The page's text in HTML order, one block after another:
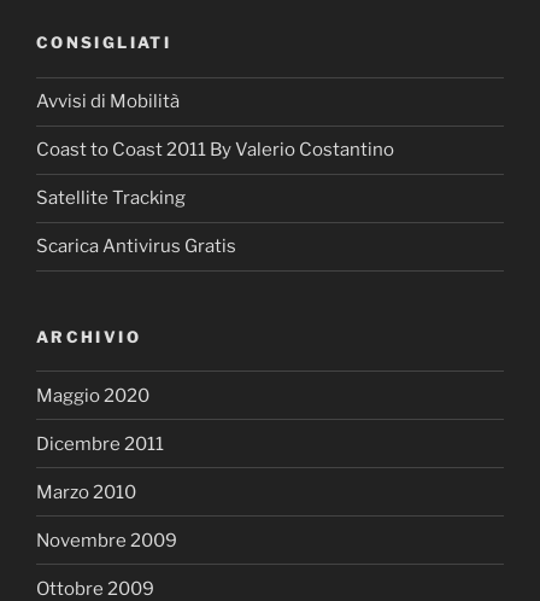
CONSIGLIATI
Avvisi di Mobilità
Coast to Coast 2011 By Valerio Costantino
Satellite Tracking
Scarica Antivirus Gratis
ARCHIVIO
Maggio 2020
Dicembre 2011
Marzo 2010
Novembre 2009
Ottobre 2009